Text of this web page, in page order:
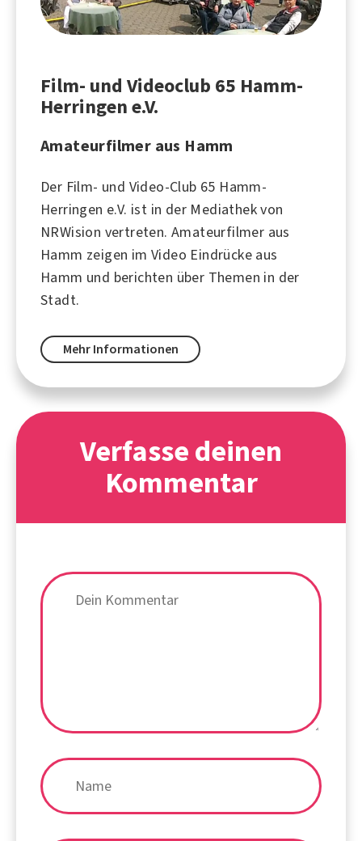
Film- und Videoclub 65 Hamm-
Herringen e.V.
Amateurfilmer aus Hamm
Der Film- und Video-Club 65 Hamm-
Herringen e.V. ist in der Mediathek von
NRWision vertreten. Amateurfilmer aus
Hamm zeigen im Video Eindrücke aus
Hamm und berichten über Themen in der
Stadt.
Mehr Informationen
Verfasse deinen
Kommentar